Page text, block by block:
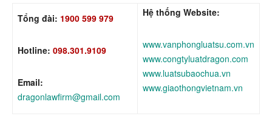
Tổng đài: 1900 599 979
Hotline: 098.301.9109
Email:
dragonlawfirm@gmail.com
Hệ thống Website:
www.vanphongluatsu.com.vn
www.congtyluatdragon.com
www.luatsubaochua.vn
www.giaothongvietnam.vn